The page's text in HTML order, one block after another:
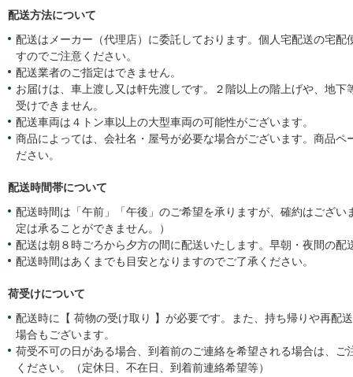
配送方法について
配送はメーカー（代理店）に委託しております。個人宅配送の宅配
すのでご注意ください。
配送業者のご指定はできません。
お届けは、車上渡し又は軒先渡しです。２階以上の階上げや、地下
受けできません。
配送車両は４トン車以上の大型車両の可能性がございます。
商品によっては、会社名・屋号が必要な場合がございます。商品ペ
ださい。
配送時間帯について
配送時間は「午前」「午後」のご希望を承りますが、確約はござい
定は承ることができません。）
配送は朝８時ごろから夕方の間に配送いたします。早朝・夜間の配
配送時間はあくまでも目安となりますのでご了承ください。
荷受けについて
配送時に【 荷物の受け取り 】が必要です。また、持ち帰りや再配
場合もございます。
荷受不可の日がある場合、到着前のご連絡を希望される場合は、ご
ください。（定休日、不在日、到着前連絡希望等）